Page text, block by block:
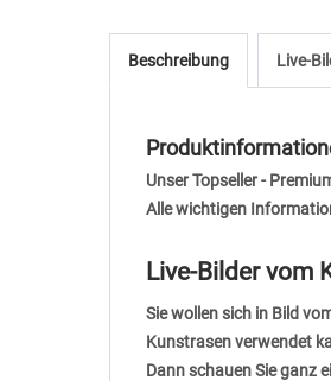
Beschreibung Live-
Unser Topseller -
Alle wichtigen
Live-Bilder vom
Sie wollen sich in Bild
Kunstrasen verwendet
Dann schauen Sie ganz